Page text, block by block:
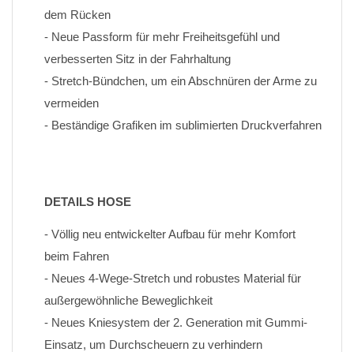
dem Rücken
- Neue Passform für mehr Freiheitsgefühl und
verbesserten Sitz in der Fahrhaltung
- Stretch-Bündchen, um ein Abschnüren der Arme zu
vermeiden
- Beständige Grafiken im sublimierten Druckverfahren
DETAILS HOSE
- Völlig neu entwickelter Aufbau für mehr Komfort
beim Fahren
- Neues 4-Wege-Stretch und robustes Material für
außergewöhnliche Beweglichkeit
- Neues Kniesystem der 2. Generation mit Gummi-
Einsatz, um Durchscheuern zu verhindern